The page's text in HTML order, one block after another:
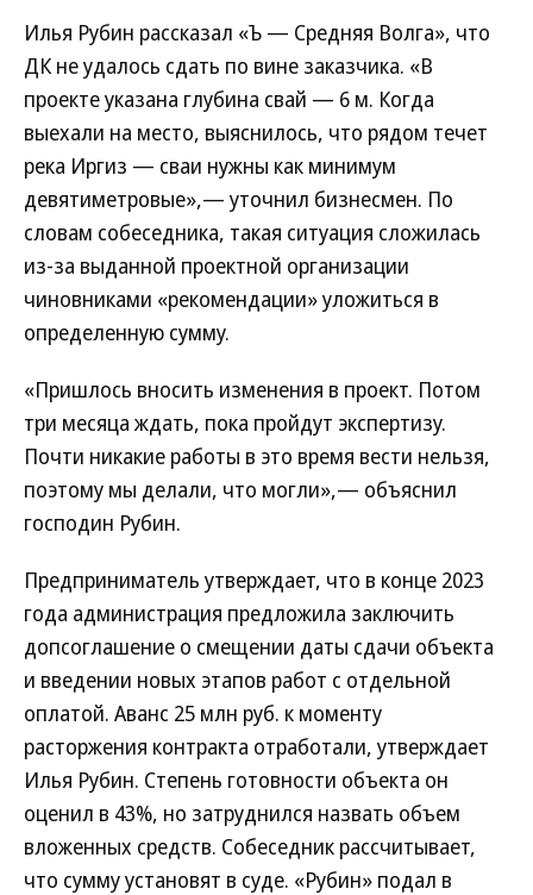
Илья Рубин рассказал «Ъ — Средняя Волга», что
ДК не удалось сдать по вине заказчика. «В
проекте указана глубина свай — 6 м. Когда
выехали на место, выяснилось, что рядом течет
река Иргиз — сваи нужны как минимум
девятиметровые»,— уточнил бизнесмен. По
словам собеседника, такая ситуация сложилась
из-за выданной проектной организации
чиновниками «рекомендации» уложиться в
определенную сумму.
«Пришлось вносить изменения в проект. Потом
три месяца ждать, пока пройдут экспертизу.
Почти никакие работы в это время вести нельзя,
поэтому мы делали, что могли»,— объяснил
господин Рубин.
Предприниматель утверждает, что в конце 2023
года администрация предложила заключить
допсоглашение о смещении даты сдачи объекта
и введении новых этапов работ с отдельной
оплатой. Аванс 25 млн руб. к моменту
расторжения контракта отработали, утверждает
Илья Рубин. Степень готовности объекта он
оценил в 43%, но затруднился назвать объем
вложенных средств. Собеседник рассчитывает,
что сумму установят в суде. «Рубин» подал в